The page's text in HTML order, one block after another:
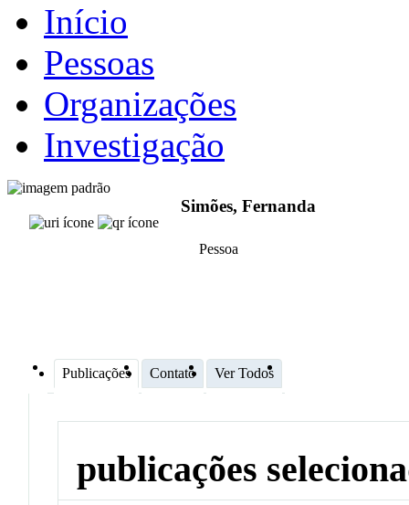
Início
Pessoas
Organizações
Investigação
Simões, Fernanda
Pessoa
Publicações Contato Ver Todos
publicações